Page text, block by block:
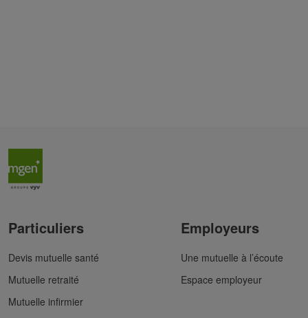
Particuliers
Devis mutuelle santé
Mutuelle retraité
Mutuelle infirmier
Employeurs
Une mutuelle à l’écoute
Espace employeur